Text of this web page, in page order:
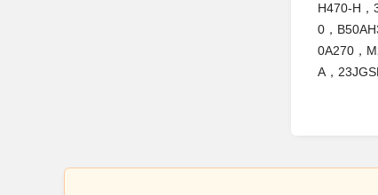
H470-H，
0，
0A270，
A，